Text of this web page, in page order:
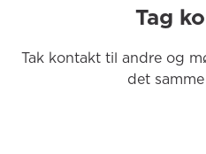
Tag
Tak kontakt til andre og
det